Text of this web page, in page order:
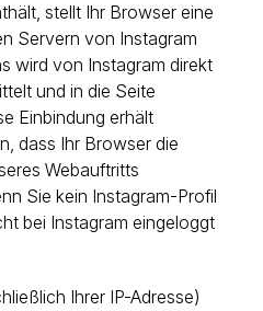
stellt Ihr Browser eine
Servern von Instagram
wird von Instagram direkt
und in die Seite
Einbindung erhält
dass Ihr Browser die
Webauftritts
Sie kein Instagram-Profil
bei Instagram eingeloggt
Ihrer IP-Adresse)